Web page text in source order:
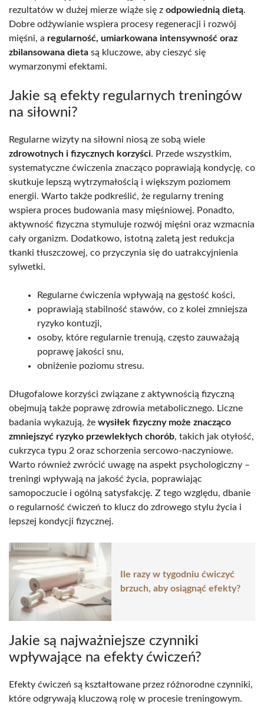
rezultatów w dużej mierze wiąże się z odpowiednią dietą.
Dobre odżywianie wspiera procesy regeneracji i rozwój
mięśni, a regularność, umiarkowana intensywność oraz
zbilansowana dieta są kluczowe, aby cieszyć się
wymarzonymi efektami.
Jakie są efekty regularnych treningów
na siłowni?
Regularne wizyty na siłowni niosą ze sobą wiele
zdrowotnych i fizycznych korzyści. Przede wszystkim,
systematyczne ćwiczenia znacząco poprawiają kondycję, co
skutkuje lepszą wytrzymałością i większym poziomem
energii. Warto także podkreślić, że regularny trening
wspiera proces budowania masy mięśniowej. Ponadto,
aktywność fizyczna stymuluje rozwój mięśni oraz wzmacnia
cały organizm. Dodatkowo, istotną zaletą jest redukcja
tkanki tłuszczowej, co przyczynia się do uatrakcyjnienia
sylwetki.
Regularne ćwiczenia wpływają na gęstość kości,
poprawiają stabilność stawów, co z kolei zmniejsza
ryzyko kontuzji,
osoby, które regularnie trenują, często zauważają
poprawę jakości snu,
obniżenie poziomu stresu.
Długofalowe korzyści związane z aktywnością fizyczną
obejmują także poprawę zdrowia metabolicznego. Liczne
badania wykazują, że wysiłek fizyczny może znacząco
zmniejszyć ryzyko przewlekłych chorób, takich jak otyłość,
cukrzyca typu 2 oraz schorzenia sercowo-naczyniowe.
Warto również zwrócić uwagę na aspekt psychologiczny –
treningi wpływają na jakość życia, poprawiając
samopoczucie i ogólną satysfakcję. Z tego względu, dbanie
o regularność ćwiczeń to klucz do zdrowego stylu życia i
lepszej kondycji fizycznej.
Ile razy w tygodniu ćwiczyć
brzuch, aby osiągnąć efekty?
Jakie są najważniejsze czynniki
wpływające na efekty ćwiczeń?
Efekty ćwiczeń są kształtowane przez różnorodne czynniki,
które odgrywają kluczową rolę w procesie treningowym.